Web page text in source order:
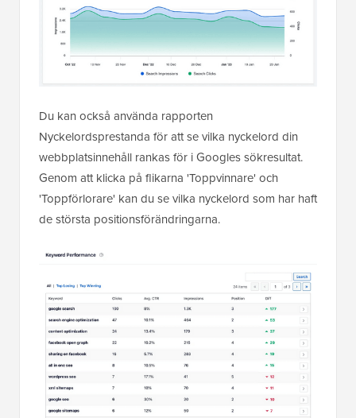
Du kan också använda rapporten
Nyckelordsprestanda för att se vilka nyckelord din
webbplatsinnehåll rankas för i Googles sökresultat.
Genom att klicka på flikarna 'Toppvinnare' och
'Toppförlorare' kan du se vilka nyckelord som har haft
de största positionsförändringarna.